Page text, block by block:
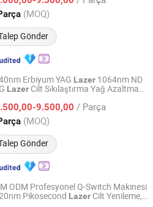
(MOQ)
Gönder
Fiyat 2011
Erbiyum YAG Lazer 1064nm ND
Lazer Cilt Sıkılaştırma Yağ Azaltma
9.500,00 / Parça
(MOQ)
Gönder
CO., Ltd.
Fiyat 2022
ODM Profesyonel Q-Switch Makinesi
Pikosecond Lazer Cilt Yenileme,
Co., Ltd